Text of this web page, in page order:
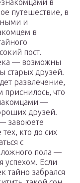
в
путешествие, в
и
в
пост.
— возможны
старых друзей.
развлечение,
что
—
друзей.
завоюете
кто до сих
с
пола —
успехом. Если
тайно забрался